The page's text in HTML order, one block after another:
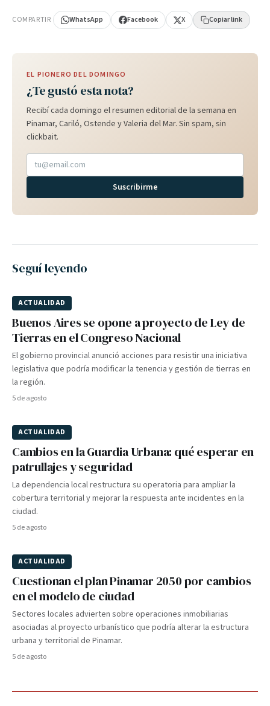
COMPARTIR WhatsApp Facebook X Copiar link
EL PIONERO DEL DOMINGO
¿Te gustó esta nota?
Recibí cada domingo el resumen editorial de la semana en
Pinamar, Cariló, Ostende y Valeria del Mar. Sin spam, sin
clickbait.
Suscribirme
Seguí leyendo
ACTUALIDAD
Buenos Aires se opone a proyecto de Ley de
Tierras en el Congreso Nacional
El gobierno provincial anunció acciones para resistir una iniciativa
legislativa que podría modificar la tenencia y gestión de tierras en
la región.
5 de agosto
ACTUALIDAD
Cambios en la Guardia Urbana: qué esperar en
patrullajes y seguridad
La dependencia local restructura su operatoria para ampliar la
cobertura territorial y mejorar la respuesta ante incidentes en la
ciudad.
5 de agosto
ACTUALIDAD
Cuestionan el plan Pinamar 2050 por cambios
en el modelo de ciudad
Sectores locales advierten sobre operaciones inmobiliarias
asociadas al proyecto urbanístico que podría alterar la estructura
urbana y territorial de Pinamar.
5 de agosto